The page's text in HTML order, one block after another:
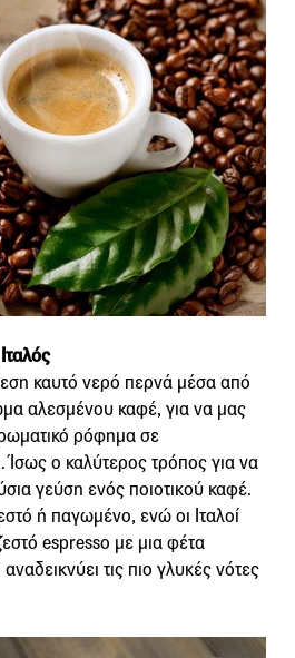
καυτό νερό περνά μέσα από
αλεσμένου καφέ, για να μας
ρόφημα σε
ο καλύτερος τρόπος για να
γεύση ενός ποιοτικού καφέ.
ή παγωμένο, ενώ οι Ιταλοί
espresso με μια φέτα
τις πιο γλυκές νότες